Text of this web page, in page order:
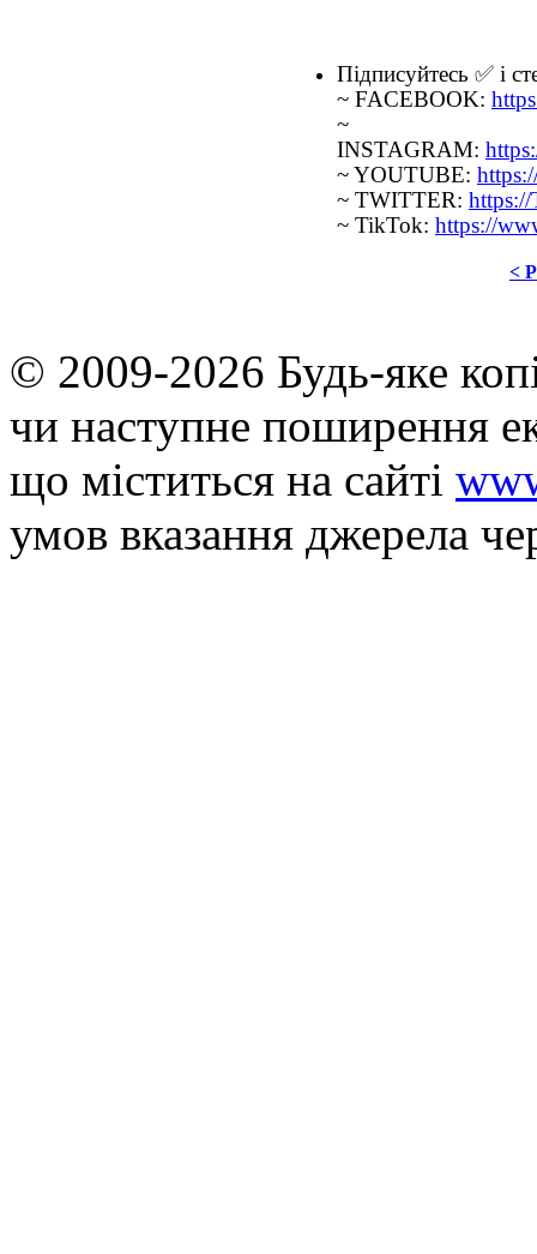
Підписуйтесь ✅ і
~ FACEBOOK:
~
INSTAGRAM:
~ YOUTUBE:
~ TWITTER:
~ TikTok: https://
<
© 2009-2026 Будь-яке
чи наступне поширення
що мiститься на сайті
умов вказання джерела